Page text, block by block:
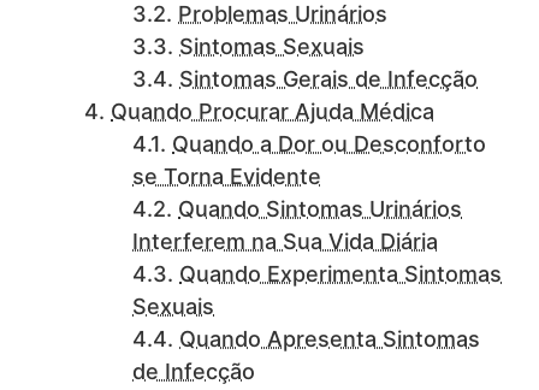
Problemas Urinários
Sintomas Sexuais
Sintomas Gerais de Infecção
Quando Procurar Ajuda Médica
Quando a Dor ou Desconforto
se Torna Evidente
Quando Sintomas Urinários
Interferem na Sua Vida Diária
Quando Experimenta Sintomas
Sexuais
Quando Apresenta Sintomas
de Infecção